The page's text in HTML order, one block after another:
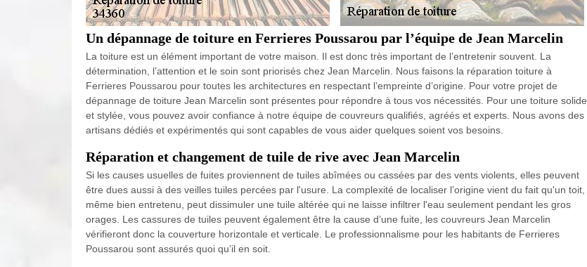
Un dépannage de toiture en Ferrieres Poussarou par l’équipe de Jean Marcelin
La toiture est un élément important de votre maison. Il est donc très important de l’entretenir souvent. La
détermination, l’attention et le soin sont priorisés chez Jean Marcelin. Nous faisons la réparation toiture à
Ferrieres Poussarou pour toutes les architectures en respectant l’empreinte d’origine. Pour votre projet de
dépannage de toiture Jean Marcelin sont présentes pour répondre à tous vos nécessités. Pour une toiture solide
et stylée, vous pouvez avoir confiance à notre équipe de couvreurs qualifiés, agréés et experts. Nous avons des
artisans dédiés et expérimentés qui sont capables de vous aider quelques soient vos besoins.
Réparation et changement de tuile de rive avec Jean Marcelin
Si les causes usuelles de fuites proviennent de tuiles abîmées ou cassées par des vents violents, elles peuvent
être dues aussi à des veilles tuiles percées par l'usure. La complexité de localiser l’origine vient du fait qu'un toit,
même bien entretenu, peut dissimuler une tuile altérée qui ne laisse infiltrer l'eau seulement pendant les gros
orages. Les cassures de tuiles peuvent également être la cause d’une fuite, les couvreurs Jean Marcelin
vérifieront donc la couverture horizontale et verticale. Le professionnalisme pour les habitants de Ferrieres
Poussarou sont assurés quoi qu’il en soit.